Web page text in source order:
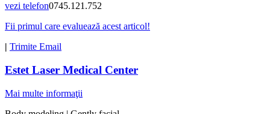
vezi telefon0745.121.752
Fii primul care evaluează acest articol!
| Trimite Email
Estet Laser Medical Center
Mai multe informaţii